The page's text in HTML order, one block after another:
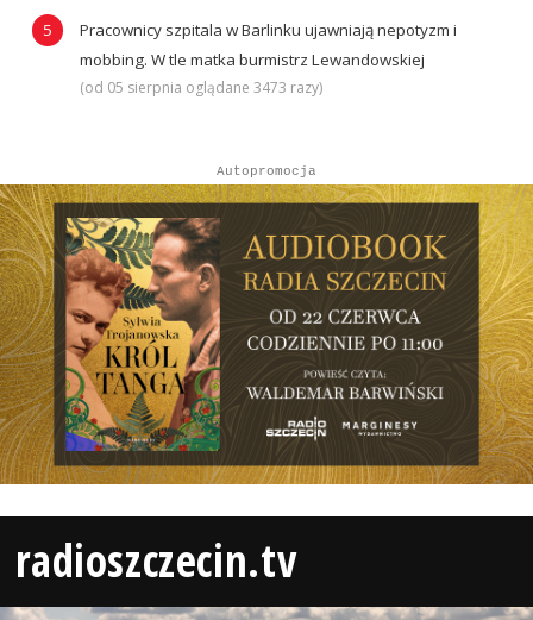
Pracownicy szpitala w Barlinku ujawniają nepotyzm i
mobbing. W tle matka burmistrz Lewandowskiej
(od 05 sierpnia oglądane 3473 razy)
Autopromocja
radioszczecin.tv